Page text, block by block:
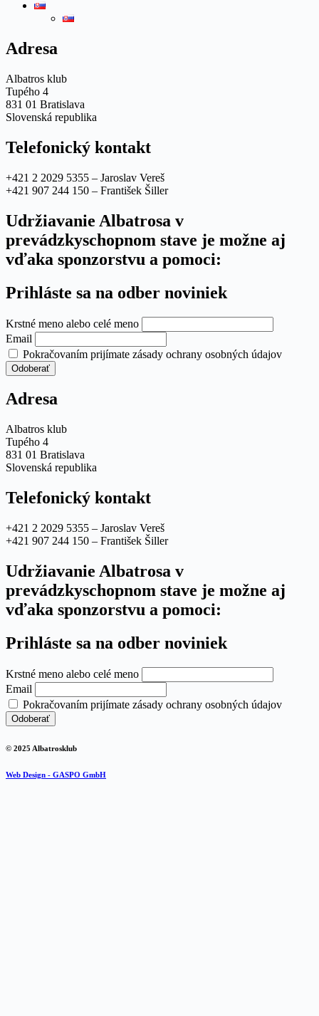
Adresa
Albatros klub
Tupého 4
831 01 Bratislava
Slovenská republika
Telefonický kontakt
+421 2 2029 5355 – Jaroslav Vereš
+421 907 244 150 – František Šiller
Udržiavanie Albatrosa v
prevádzkyschopnom stave je možne aj
vďaka sponzorstvu a pomoci:
Prihláste sa na odber noviniek
Krstné meno alebo celé meno
Email
Pokračovaním prijímate zásady ochrany osobných údajov
Adresa
Albatros klub
Tupého 4
831 01 Bratislava
Slovenská republika
Telefonický kontakt
+421 2 2029 5355 – Jaroslav Vereš
+421 907 244 150 – František Šiller
Udržiavanie Albatrosa v
prevádzkyschopnom stave je možne aj
vďaka sponzorstvu a pomoci:
Prihláste sa na odber noviniek
Krstné meno alebo celé meno
Email
Pokračovaním prijímate zásady ochrany osobných údajov
© 2025 Albatrosklub
Web Design - GASPO GmbH